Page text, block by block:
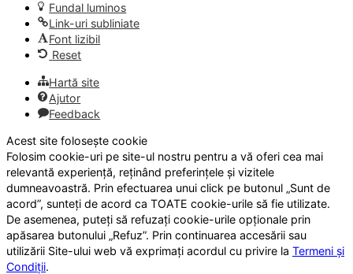
Fundal luminos
Link-uri subliniate
Font lizibil
Reset
Hartă site
Ajutor
Feedback
Acest site folosește cookie
Folosim cookie-uri pe site-ul nostru pentru a vă oferi cea mai
relevantă experiență, reținând preferințele și vizitele
dumneavoastră. Prin efectuarea unui click pe butonul „Sunt de
acord”, sunteți de acord ca TOATE cookie-urile să fie utilizate.
De asemenea, puteți să refuzați cookie-urile opționale prin
apăsarea butonului „Refuz”. Prin continuarea accesării sau
utilizării Site-ului web vă exprimați acordul cu privire la Termeni și
Condiții.